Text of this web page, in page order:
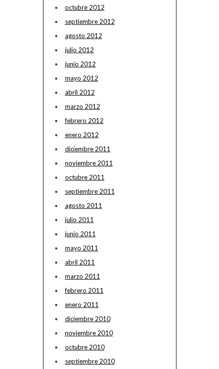
octubre 2012
septiembre 2012
agosto 2012
julio 2012
junio 2012
mayo 2012
abril 2012
marzo 2012
febrero 2012
enero 2012
diciembre 2011
noviembre 2011
octubre 2011
septiembre 2011
agosto 2011
julio 2011
junio 2011
mayo 2011
abril 2011
marzo 2011
febrero 2011
enero 2011
diciembre 2010
noviembre 2010
octubre 2010
septiembre 2010